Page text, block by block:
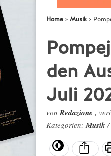
Home Musik
den
Juli
vonRedazione ,
Kategorien:Musik/